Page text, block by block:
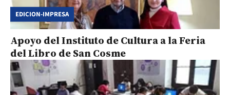
EDICION-IMPRESA
Apoyo del Instituto de Cultura a la Feria
del Libro de San Cosme